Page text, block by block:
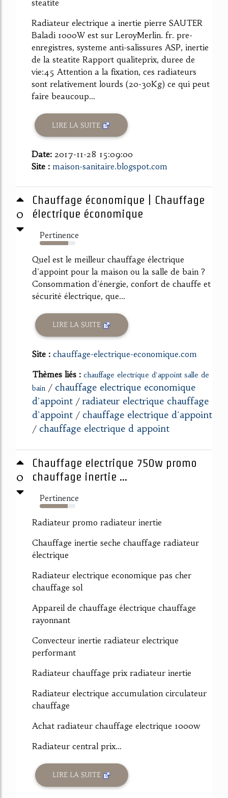
steatite
Radiateur electrique a inertie pierre SAUTER
Baladi 1000W est sur LeroyMerlin. fr. pre-
enregistres, systeme anti-salissures ASP, inertie
de la steatite Rapport qualiteprix, duree de
vie:45 Attention a la fixation, ces radiateurs
sont relativement lourds (20-30Kg) ce qui peut
faire beaucoup...
LIRE LA SUITE
Date: 2017-11-28 15:09:00
Site : maison-sanitaire.blogspot.com
0
Chauffage économique | Chauffage
électrique économique
Pertinence
80%
Quel est le meilleur chauffage électrique
d'appoint pour la maison ou la salle de bain ?
Consommation d'énergie, confort de chauffe et
sécurité électrique, que...
LIRE LA SUITE
Site : chauffage-electrique-economique.com
Thèmes liés : chauffage electrique d'appoint salle de
bain / chauffage electrique economique
d'appoint / radiateur electrique chauffage
d'appoint / chauffage electrique d'appoint
/ chauffage electrique d appoint
0
Chauffage electrique 750w promo
chauffage inertie ...
Pertinence
79%
Radiateur promo radiateur inertie
Chauffage inertie seche chauffage radiateur
électrique
Radiateur electrique economique pas cher
chauffage sol
Appareil de chauffage électrique chauffage
rayonnant
Convecteur inertie radiateur electrique
performant
Radiateur chauffage prix radiateur inertie
Radiateur electrique accumulation circulateur
chauffage
Achat radiateur chauffage electrique 1000w
Radiateur central prix...
LIRE LA SUITE